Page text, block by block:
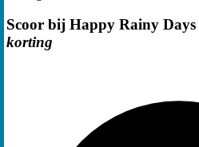
Scoor bij Happy Rainy Days
korting